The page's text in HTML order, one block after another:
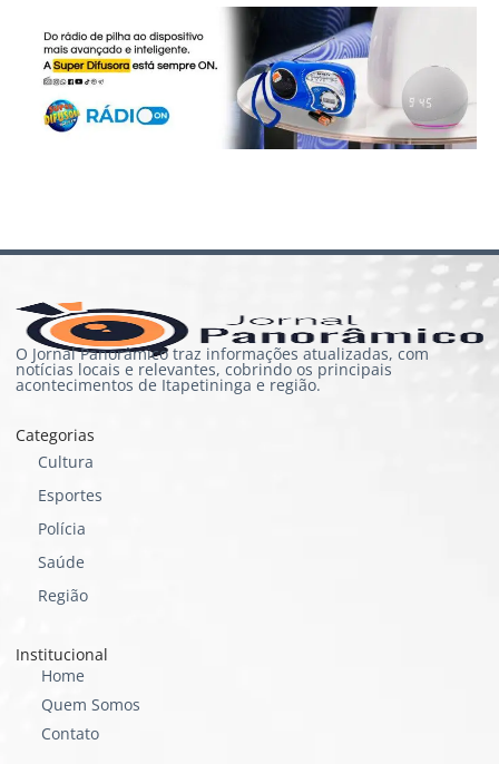
O Jornal Panorâmico traz informações atualizadas, com
notícias locais e relevantes, cobrindo os principais
acontecimentos de Itapetininga e região.
Categorias
Cultura
Esportes
Polícia
Saúde
Região
Institucional
Home
Quem Somos
Contato